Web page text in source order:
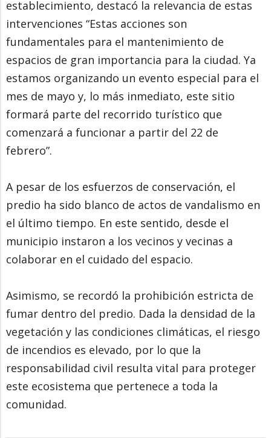
establecimiento, destacó la relevancia de estas
intervenciones “Estas acciones son
fundamentales para el mantenimiento de
espacios de gran importancia para la ciudad. Ya
estamos organizando un evento especial para el
mes de mayo y, lo más inmediato, este sitio
formará parte del recorrido turístico que
comenzará a funcionar a partir del 22 de
febrero”.
A pesar de los esfuerzos de conservación, el
predio ha sido blanco de actos de vandalismo en
el último tiempo. En este sentido, desde el
municipio instaron a los vecinos y vecinas a
colaborar en el cuidado del espacio.
Asimismo, se recordó la prohibición estricta de
fumar dentro del predio. Dada la densidad de la
vegetación y las condiciones climáticas, el riesgo
de incendios es elevado, por lo que la
responsabilidad civil resulta vital para proteger
este ecosistema que pertenece a toda la
comunidad.